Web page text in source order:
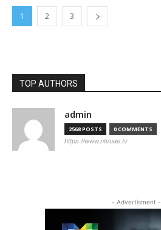
1 2 3
TOP AUTHORS
admin
2568 POSTS 0 COMMENTS
https://www.ntvuae.tv
- Advertisment -